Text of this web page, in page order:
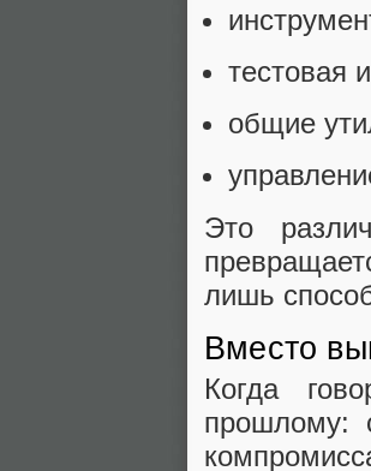
тестовая
общие
Это
лишь
Вместо
Когда
прошлому: